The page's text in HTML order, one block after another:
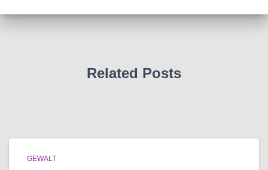
Related Posts
GEWALT